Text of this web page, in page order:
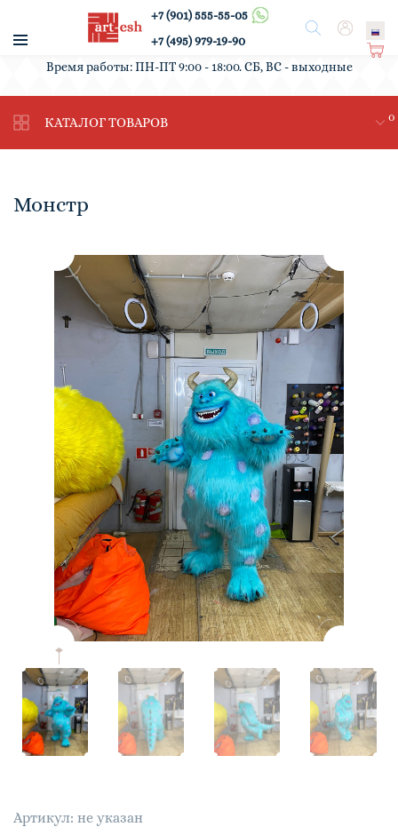
Поиск
+7 (901) 555-55-05
+7 (495) 979-19-90
Ко
ин
а
0
Вход
/
Время работы: ПН-ПТ 9:00 - 18:00. СБ, ВС - выходные
КАТАЛОГ ТОВАРОВ
Монстр
Артикул: не указан